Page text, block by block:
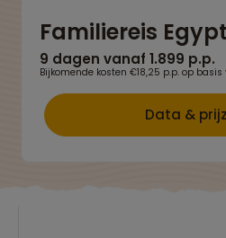
Familiereis
9 dagen vanaf 1.899 p.p.
Bijkomende kosten €18,25 p.p. op
Data &